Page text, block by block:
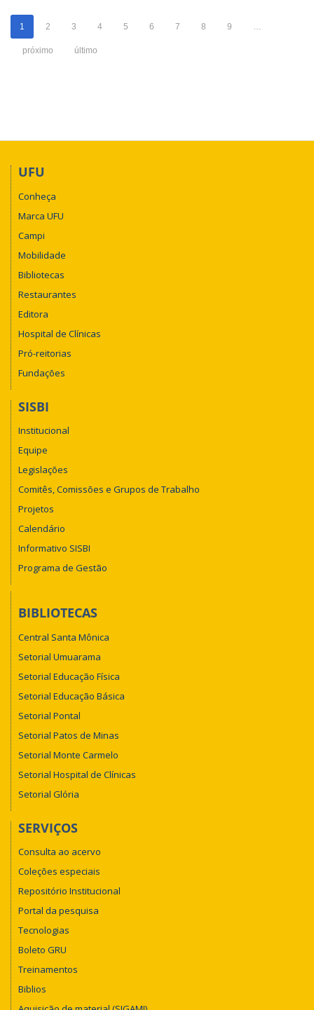
Linguística
1 2 3 4 5 6 7 8 9 …
próximo último
UFU
Conheça
Marca UFU
Campi
Mobilidade
Bibliotecas
Restaurantes
Editora
Hospital de Clínicas
Pró-reitorias
Fundações
SISBI
Institucional
Equipe
Legislações
Comitês, Comissões e Grupos de Trabalho
Projetos
Calendário
Informativo SISBI
Programa de Gestão
BIBLIOTECAS
Central Santa Mônica
Setorial Umuarama
Setorial Educação Física
Setorial Educação Básica
Setorial Pontal
Setorial Patos de Minas
Setorial Monte Carmelo
Setorial Hospital de Clínicas
Setorial Glória
SERVIÇOS
Consulta ao acervo
Coleções especiais
Repositório Institucional
Portal da pesquisa
Tecnologias
Boleto GRU
Treinamentos
Biblios